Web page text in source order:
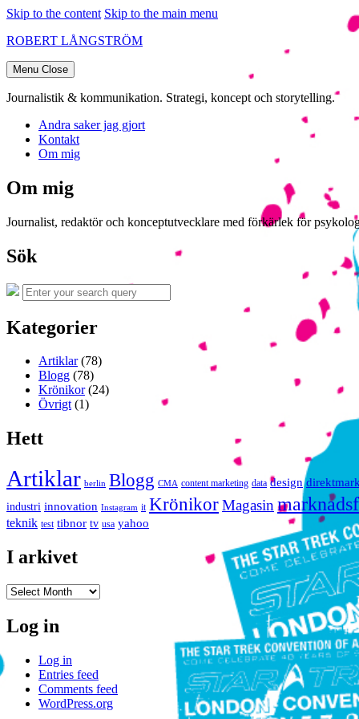
Skip to the content Skip to the main menu
ROBERT LÅNGSTRÖM
Menu Close
Journalistik & kommunikation. Strategi, koncept och storytelling.
Andra saker jag gjort
Kontakt
Om mig
Om mig
Journalist, redaktör och konceptutvecklare med förkärlek för
Sök
Search
for:
Search
Kategorier
Artiklar(78)
Blogg (78)
Krönikor(24)
Övrigt(1)
Hett
Artiklar berlin Blogg CMA content marketing data design
industri innovation Instagram it KrönikorMagasin
teknik test tibnor tv usa yahoo
I arkivet
Log in
Log in
Entries feed
Comments feed
WordPress.org